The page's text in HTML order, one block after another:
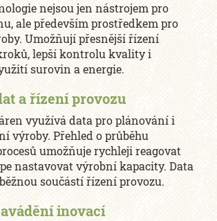
nejsou jen nástrojem pro
ale především prostředkem pro
Umožňují přesnější řízení
lepší kontrolu kvality i
surovin a energie.
a řízení provozu
využívá data pro plánování i
výroby. Přehled o průběhu
umožňuje rychleji reagovat
nastavovat výrobní kapacity. Data
součástí řízení provozu.
inovací